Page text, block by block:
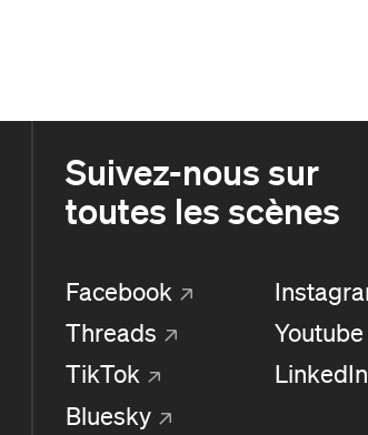
Suivez-nous sur
toutes les scènes
Facebook
Threads
Youtube
TikTok
LinkedIn
Bluesky